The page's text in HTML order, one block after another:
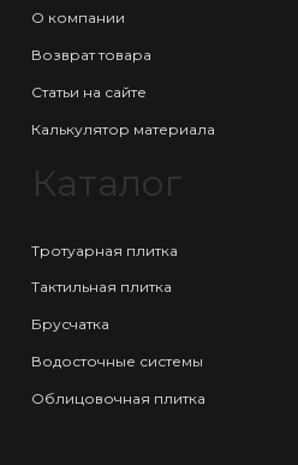
О компании
Возврат товара
Статьи на сайте
Калькулятор материала
Каталог
Тротуарная плитка
Тактильная плитка
Брусчатка
Водосточные системы
Облицовочная плитка